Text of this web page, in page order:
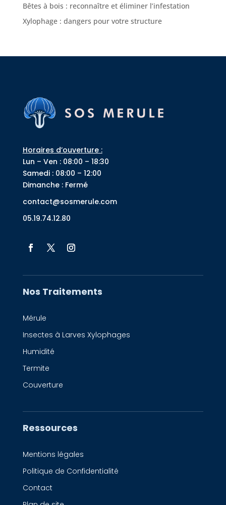
Bêtes à bois : reconnaître et éliminer l’infestation
Xylophage : dangers pour votre structure
Horaires d’ouverture :
Lun – Ven : 08:00 – 18:30
Samedi : 08:00 – 12:00
Dimanche : Fermé
contact@sosmerule.com
05.19.74.12.80
Nos Traitements
Mérule
Insectes à Larves Xylophages
Humidité
Termite
Couverture
Ressources
Mentions légales
Politique de Confidentialité
Contact